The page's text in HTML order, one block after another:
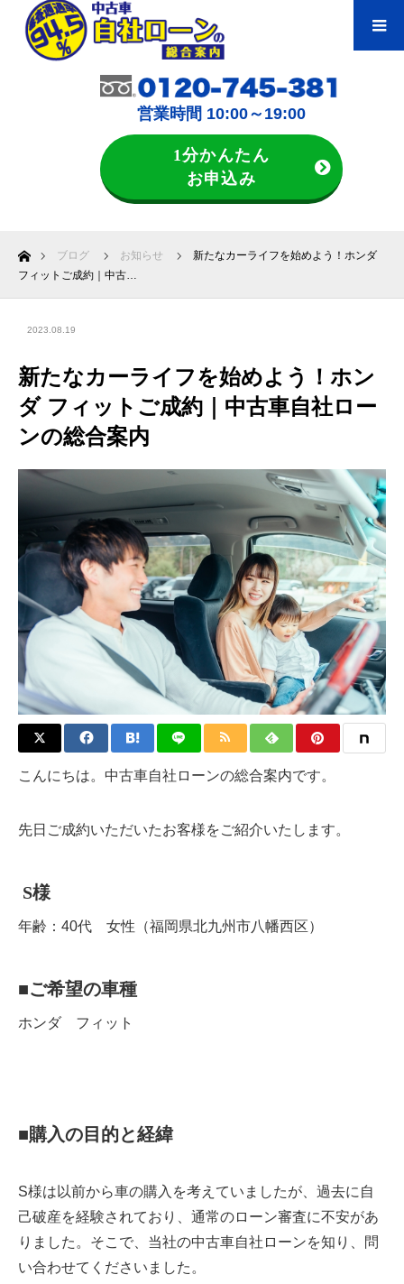
営業時間 10:00～19:00
1分かんたん
お申込み
ホームブログ お知らせ
新たなカーライフを始めよう！ホンダ
フィットご成約｜中古…
2023.08.19
新たなカーライフを始めよう！ホン
ダ フィットご成約｜中古車自社ロー
ンの総合案内
こんにちは。中古車自社ローンの総合案内です。
先日ご成約いただいたお客様をご紹介いたします。
S様
年齢：40代 女性（福岡県北九州市八幡西区）
■ご希望の車種
ホンダ フィット
■購入の目的と経緯
S様は以前から車の購入を考えていましたが、過去に自
己破産を経験されており、通常のローン審査に不安があ
りました。そこで、当社の中古車自社ローンを知り、問
い合わせてくださいました。